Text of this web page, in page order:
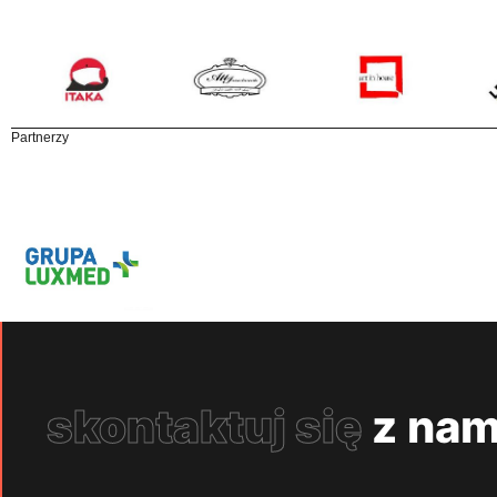
Partnerzy
skontaktuj się z